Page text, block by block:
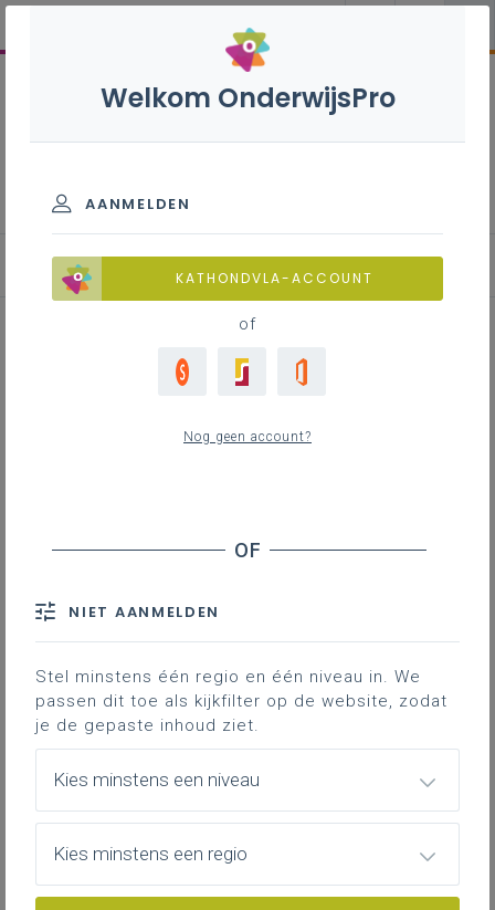
Blog
BLES/LTL/IVN cursus in
Van 19 tot 21 februari 2024 organiseren BLES Buiten
landscapes en IVN in Gent, België, een cursus voor
De expertise en knowhow van onze drie organisaties
samen zorgen voor een sterke cursus en bieden je
de kans om je als professional bij ons netwerk aan te
sluiten.
We bieden twee routes aan:
- Certificering voor ontwerp van schoolpleinen
Dit traject is ideaal voor landschapsarchitecten,
architecten of andere ontwerpprofessionals die een
Welkom OnderwijsPro
AANMELDEN
KATHONDVLA-ACCOUNT
of
Nog geen account?
NIET AANMELDEN
Stel minstens één regio en één niveau in. We
passen dit toe als kijkfilter op de website, zodat
je de gepaste inhoud ziet.
Kies minstens een niveau
Kies minstens een regio